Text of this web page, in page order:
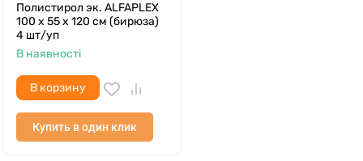
Полистирол эк. ALFAPLEX
100 х 55 х 120 см (бирюза)
4 шт/уп
В наявності
В корзину
Купить в один клик